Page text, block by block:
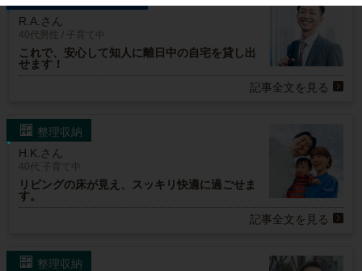
R.A.さん
40代男性 / 子育て中
これで、安心して知人に離日中の自宅を貸し出
せます！
記事全文を見る
整理収納
H.K.さん
40代 子育て中
リビングの床が見え、スッキリ快適に過ごせま
す。
記事全文を見る
整理収納